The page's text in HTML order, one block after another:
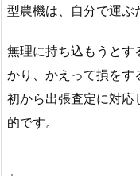
型農機は、自分で運ぶ
無理に持ち込もうとす
かり、かえって損をす
初から出張査定に対応
的です。